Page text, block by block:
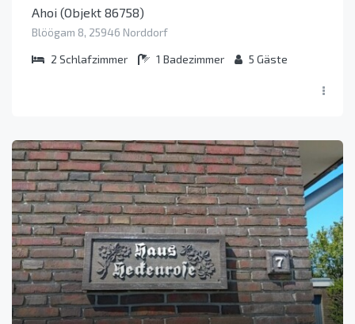
Ahoi (Objekt 86758)
Blöögam 8, 25946 Norddorf
2 Schlafzimmer 1 Badezimmer 5 Gäste